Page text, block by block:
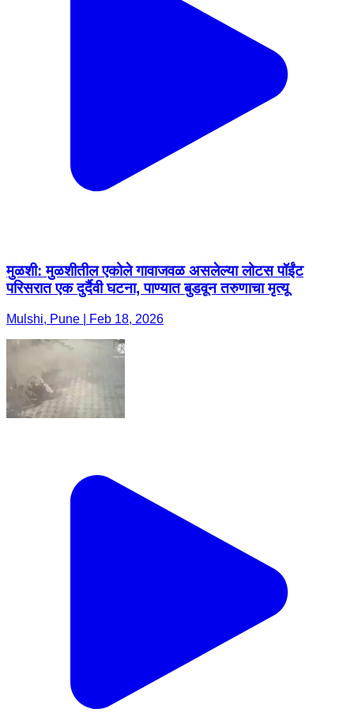
मुळशी: मुळशीतील एकोले गावाजवळ असलेल्या लोटस पॉईंट
परिसरात एक दुर्दैवी घटना, पाण्यात बुडवून तरुणाचा मृत्यू
Mulshi, Pune | Feb 18, 2026